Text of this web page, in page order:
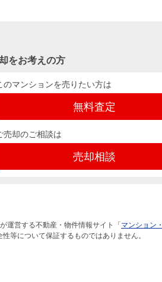
をお考えの方
のマンションを売りたい方は
無料査定
売却のご相談は
売却相談
運営する不動産・物件情報サイト「 マンション
等について保証するものではありません。